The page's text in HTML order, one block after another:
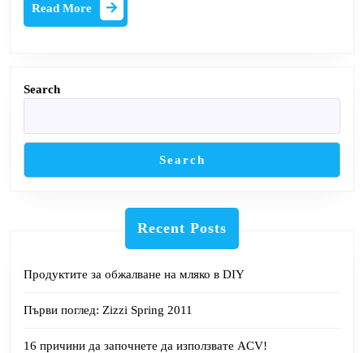
Read More
More
Search
Search
Recent Posts
Продуктите за обжалване на мляко в DIY
Първи поглед: Zizzi Spring 2011
16 причини да започнете да използвате ACV!